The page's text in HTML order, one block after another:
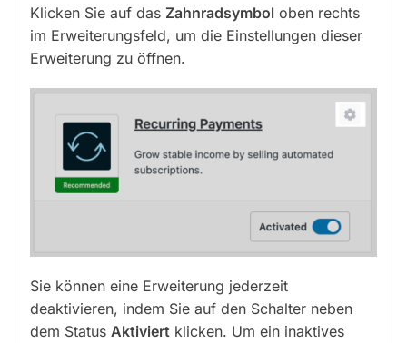
Klicken Sie auf das Zahnradsymbol oben rechts
im Erweiterungsfeld, um die Einstellungen dieser
Erweiterung zu öffnen.
Sie können eine Erweiterung jederzeit
deaktivieren, indem Sie auf den Schalter neben
dem Status Aktiviert klicken. Um ein inaktives